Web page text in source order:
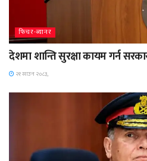
फिचर-ब्यानर
देशमा शान्ति सुरक्षा कायम गर्न
२१ साउन २०८३,